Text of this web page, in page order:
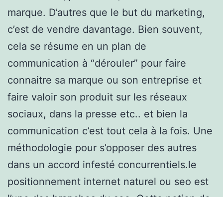
marque. D’autres que le but du marketing,
c’est de vendre davantage. Bien souvent,
cela se résume en un plan de
communication à “dérouler” pour faire
connaitre sa marque ou son entreprise et
faire valoir son produit sur les réseaux
sociaux, dans la presse etc.. et bien la
communication c’est tout cela à la fois. Une
méthodologie pour s’opposer des autres
dans un accord infesté concurrentiels.le
positionnement internet naturel ou seo est